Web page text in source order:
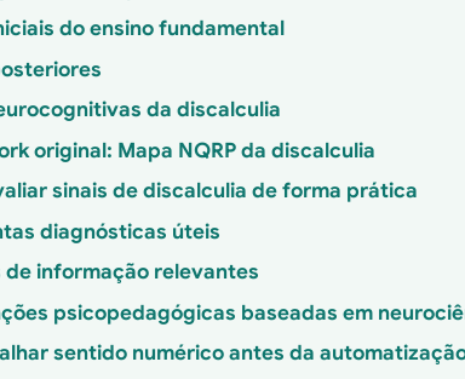
do ensino fundamental
da discalculia
original: Mapa NQRP da discalculia
sinais de discalculia de forma prática
diagnósticas úteis
de informação relevantes
psicopedagógicas baseadas em
sentido numérico antes da